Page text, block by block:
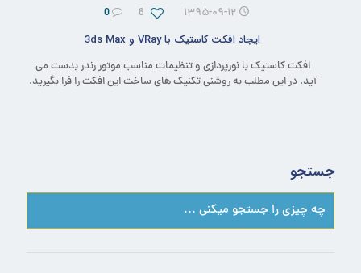
۱۳۹۵-۰۹-۱۲ 6
0
ایجاد افکت کاستیک با VRay و 3ds Max
افکت کاستیک با نورپردازی و تنظیمات مناسب موتور رندر بدست می
آید. در این مطلب به روشنی تکنیک های ساخت این افکت را فرا بگیرید.
جستجو